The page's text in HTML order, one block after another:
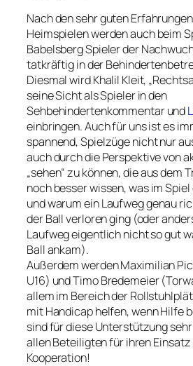
Nach den sehr guten
Heimspielen werden auch beim
Babelsberg Spieler der
tatkräftig in der
Diesmal wird Khalil Kleit,
seine Sicht als Spieler in den
Sehbehindertenkommentar und
einbringen. Auch für uns ist es
spannend, Spielzüge nicht nur
auch durch die Perspektive von
„sehen“ zu können, die aus dem
noch besser wissen, was im
und warum ein Laufweg genau
der Ball verloren ging (oder
Laufweg eigentlich nicht so gut
Ball ankam).
Außerdem werden Maximilian
U16) und Timo Bredemeier
allem im Bereich der
mit Handicap helfen, wenn Hilfe
sind für diese Unterstützung
allen Beteiligten für ihren Einsatz
Kooperation!